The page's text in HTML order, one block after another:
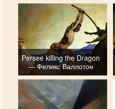
Persee killing the Dragon
— Феликс Валлотон